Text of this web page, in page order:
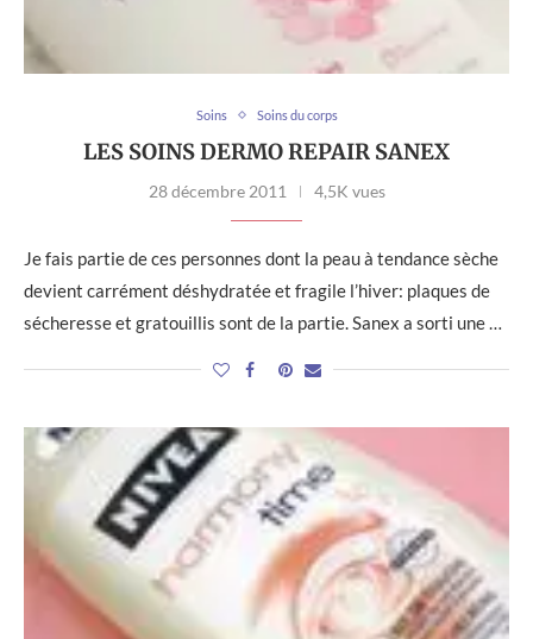
Soins Soins du corps
LES SOINS DERMO REPAIR SANEX
28 décembre 2011 4,5K vues
Je fais partie de ces personnes dont la peau à tendance sèche
devient carrément déshydratée et fragile l’hiver: plaques de
sécheresse et gratouillis sont de la partie. Sanex a sorti une …